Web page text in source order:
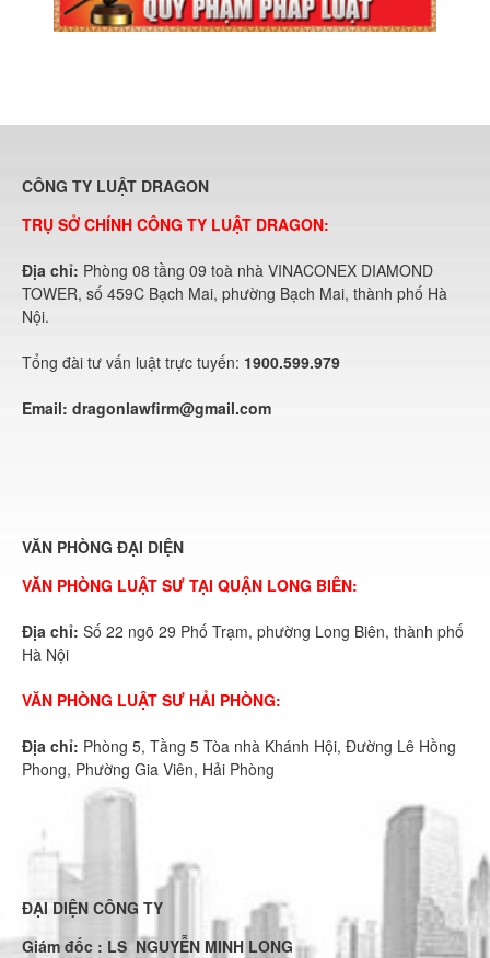
CÔNG TY LUẬT DRAGON
TRỤ SỞ CHÍNH CÔNG TY LUẬT DRAGON:
Địa chỉ: Phòng 08 tầng 09 toà nhà VINACONEX DIAMOND
TOWER, số 459C Bạch Mai, phường Bạch Mai, thành phố Hà
Nội.
Tổng đài tư vấn luật trực tuyến: 1900.599.979
Email: dragonlawfirm@gmail.com
VĂN PHÒNG ĐẠI DIỆN
VĂN PHÒNG LUẬT SƯ TẠI QUẬN LONG BIÊN:
Địa chỉ: Số 22 ngõ 29 Phố Trạm, phường Long Biên, thành phố
Hà Nội
VĂN PHÒNG LUẬT SƯ HẢI PHÒNG:
Địa chỉ: Phòng 5, Tầng 5 Tòa nhà Khánh Hội, Đường Lê Hồng
Phong, Phường Gia Viên, Hải Phòng
ĐẠI DIỆN CÔNG TY
Giám đốc : LS NGUYỄN MINH LONG